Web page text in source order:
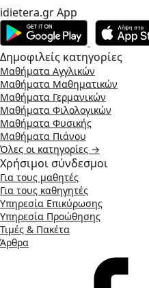
idietera.gr App
Δημοφιλείς κατηγορίες
Μαθήματα Αγγλικών
Μαθήματα Μαθηματικών
Μαθήματα Γερμανικών
Μαθήματα Φιλολογικών
Μαθήματα Φυσικής
Μαθήματα Πιάνου
Όλες οι κατηγορίες →
Χρήσιμοι σύνδεσμοι
Για τους μαθητές
Για τους καθηγητές
Υπηρεσία Επικύρωσης
Υπηρεσία Προώθησης
Τιμές & Πακέτα
Άρθρα